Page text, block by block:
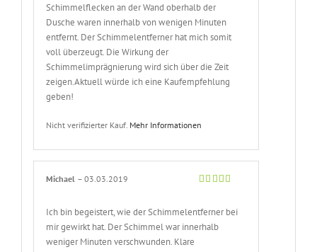
Schimmelflecken an der Wand oberhalb der
Dusche waren innerhalb von wenigen Minuten
entfernt. Der Schimmelentferner hat mich somit
voll überzeugt. Die Wirkung der
Schimmelimprägnierung wird sich über die Zeit
zeigen.Aktuell würde ich eine Kaufempfehlung
geben!
Nicht verifizierter Kauf. Mehr Informationen
Michael – 03.03.2019
Ich bin begeistert, wie der Schimmelentferner bei
mir gewirkt hat. Der Schimmel war innerhalb
weniger Minuten verschwunden. Klare